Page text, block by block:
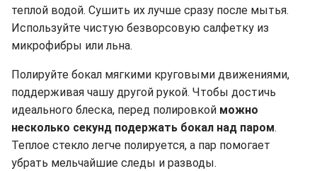
теплой водой. Сушить их лучше сразу после мытья.
Используйте чистую безворсовую салфетку из
микрофибры или льна.
Полируйте бокал мягкими круговыми движениями,
поддерживая чашу другой рукой. Чтобы достичь
идеального блеска, перед полировкой можно
несколько секунд подержать бокал над паром.
Теплое стекло легче полируется, а пар помогает
убрать мельчайшие следы и разводы.